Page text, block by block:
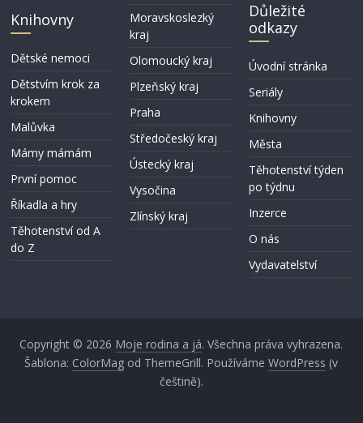
Knihovny
Dětské nemoci
Dětstvím krok za
krokem
Malůvka
Mámy mámám
První pomoc
Říkadla a hry
Těhotenství­ od A
do Z
Moravskoslezký
kraj
Olomoucký kraj
Plzeňský kraj
Praha
Středočeský kraj
Ústecký kraj
Vysočina
Zlínský kraj
Důležité
odkazy
Úvodní stránka
Seriály
Knihovny
Města
Těhotenství týden
po týdnu
Inzerce
O nás
Vydavatelství
Copyright © 2026 Moje rodina a já. Všechna práva vyhrazena.
Šablona: ColorMag od ThemeGrill. PoužívámeWordPress (v
češtině).